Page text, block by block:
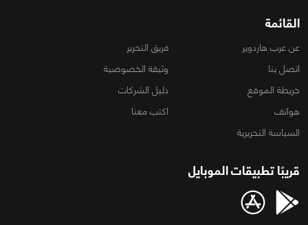
القائمة
عن عرب هاردوير
فريق التحرير
اتصل بنا
وثيقة الخصوصية
خريطة الموقع
دليل الشركات
هواتف
اكتب معنا
السياسة التحريرية
قريبًا تطبيقات الموبايل